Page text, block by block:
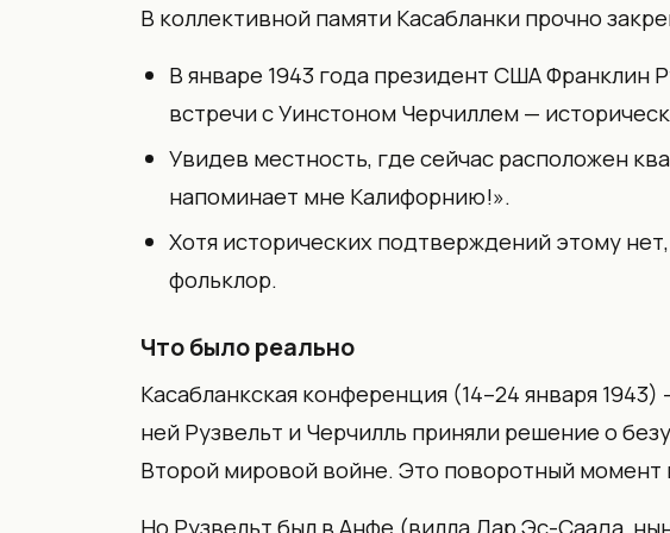
В коллективной памяти Касабланки прочно
В январе 1943 года президент США Франклин
встречи с Уинстоном Черчиллем —
Увидев местность, где сейчас расположен
напоминает мне Калифорнию!».
Хотя исторических подтверждений этому
фольклор.
Что было реально
Касабланкская конференция (14–24 января
ней Рузвельт и Черчилль приняли решение о
Второй мировой войне. Это поворотный момент
Но Рузвельт был в Анфе (вилла Дар Эс-Саада,